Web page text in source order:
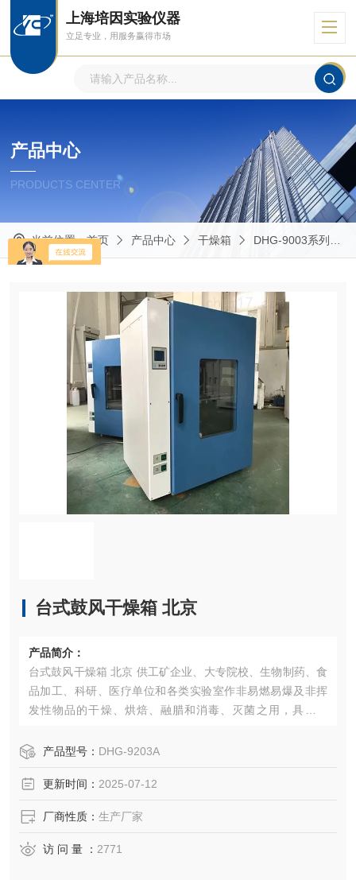
上海培因实验仪器
立足专业，用服务赢得市场
产品中心
PRODUCTS CENTER
当前位置：首页 产品中心 干燥箱 DHG-9003系列台式鼓风干燥箱
台式鼓风干燥箱 北京
产品简介：
台式鼓风干燥箱 北京 供工矿企业、大专院校、生物制药、食
品加工、科研、医疗单位和各类实验室作非易燃易爆及非挥
发性物品的干燥、烘焙、融腊和消毒、灭菌之用，具体用
性、热硬性、热软化、水分排除，生物工程中器皿、器具的
产品型号： DHG-9203A
更新时间： 2025-07-12
厂商性质： 生产厂家
访 问 量 ： 2771